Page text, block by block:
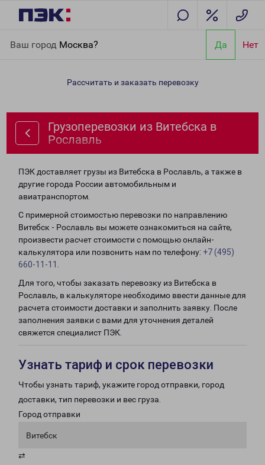
Ваш город Москва? Да Нет
Рославль
Рассчитать и заказать перевозку
Грузоперевозки из Витебска в
Рославль
ПЭК доставляет грузы из Витебска в Рославль, а также в
другие города России автомобильным и
авиатранспортом.
С примерной стоимостью перевозки по направлению
Витебск - Рославль вы можете ознакомиться на сайте,
произвести расчет стоимости с помощью онлайн-
калькулятора или позвонить нам по телефону: +7 (495)
660-11-11
Для того, чтобы заказать перевозку из Витебска в
Рославль, в калькуляторе необходимо ввести данные для
расчета стоимости доставки и заполнить заявку. После
заполнения заявки с вами для уточнения деталей
свяжется специалист ПЭК.
Узнать тариф и срок перевозки
Чтобы узнать тариф, укажите город отправки, город
доставки, тип перевозки и вес груза.
Город отправки
Витебск
⇄